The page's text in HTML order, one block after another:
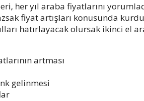
her yıl araba fiyatlarını
fiyat artışları konusunda
hatırlayacak olursak ikinci el
artması
gelinmesi